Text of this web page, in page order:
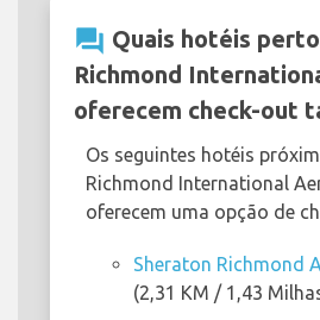
question_answer Quais hotéis
Richmond
oferecem check-out
Os seguintes hotéis
Richmond International
oferecem uma opção de
Sheraton Richmond
(2,31 KM / 1,43